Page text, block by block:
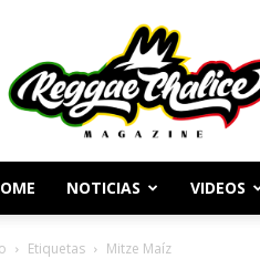
Periodismo
y
Cultura
Reggae
NOTICIAS VIDEOS
Etiquetas Mitze Maíz